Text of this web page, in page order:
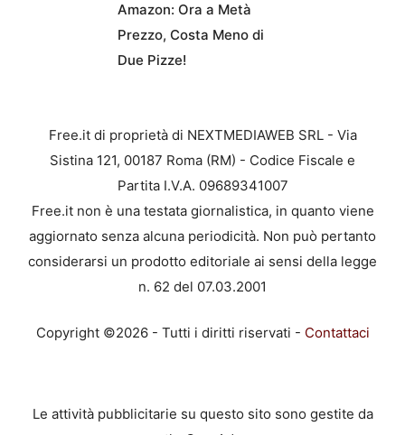
Amazon: Ora a Metà
Prezzo, Costa Meno di
Due Pizze!
Free.it di proprietà di NEXTMEDIAWEB SRL - Via
Sistina 121, 00187 Roma (RM) - Codice Fiscale e
Partita I.V.A. 09689341007
Free.it non è una testata giornalistica, in quanto viene
aggiornato senza alcuna periodicità. Non può pertanto
considerarsi un prodotto editoriale ai sensi della legge
n. 62 del 07.03.2001
Copyright ©2026 - Tutti i diritti riservati - Contattaci
Le attività pubblicitarie su questo sito sono gestite da